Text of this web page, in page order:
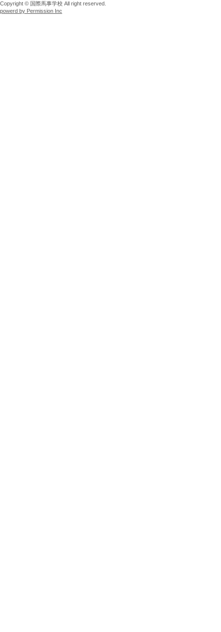
Copyright © 国際馬事学校 All right reserved.
powerd by Permission Inc